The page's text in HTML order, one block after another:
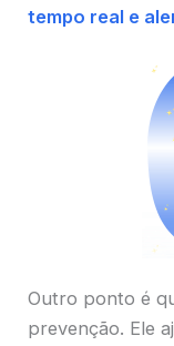
tempo real e
Outro ponto é
prevenção. Ele